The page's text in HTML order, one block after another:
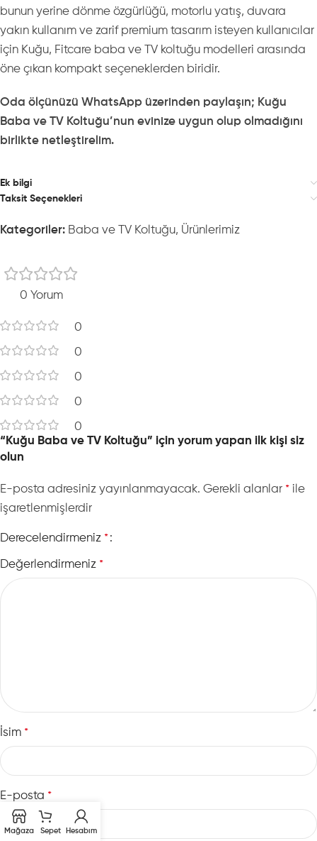
bunun yerine dönme özgürlüğü, motorlu yatış, duvara
yakın kullanım ve zarif premium tasarım isteyen kullanıcılar
için Kuğu, Fitcare baba ve TV koltuğu modelleri arasında
öne çıkan kompakt seçeneklerden biridir.
Oda ölçünüzü WhatsApp üzerinden paylaşın; Kuğu
Baba ve TV Koltuğu’nun evinize uygun olup olmadığını
birlikte netleştirelim.
Ek bilgi
Taksit Seçenekleri
Kategoriler: Baba ve TV Koltuğu, Ürünlerimiz
0 Yorum
0
0
0
0
0
“Kuğu Baba ve TV Koltuğu” için yorum yapan ilk kişi siz
olun
E-posta adresiniz yayınlanmayacak. Gerekli alanlar * ile
işaretlenmişlerdir
Derecelendirmeniz *
Değerlendirmeniz *
İsim *
E-posta *
Mağaza Sepet Hesabım